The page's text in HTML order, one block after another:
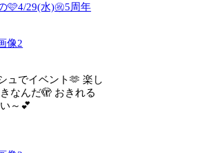
🩷4/29(水)㊗5周年
ュでイベント🫶 楽し
なんだ🫣 おきれる
～💕